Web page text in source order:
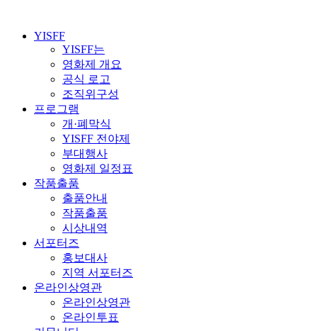
YISFF
YISFF는
영화제 개요
공식 로고
조직위구성
프로그램
개·폐막식
YISFF 전야제
부대행사
영화제 일정표
작품출품
출품안내
작품출품
시상내역
서포터즈
홍보대사
지역 서포터즈
온라인상영관
온라인상영관
온라인투표